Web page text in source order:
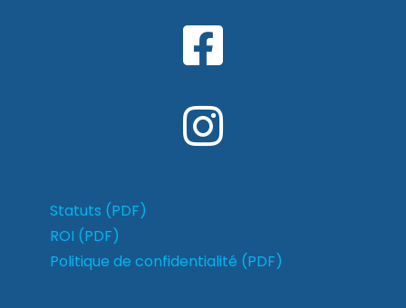
Statuts (PDF)
ROI (PDF)
Politique de confidentialité (PDF)